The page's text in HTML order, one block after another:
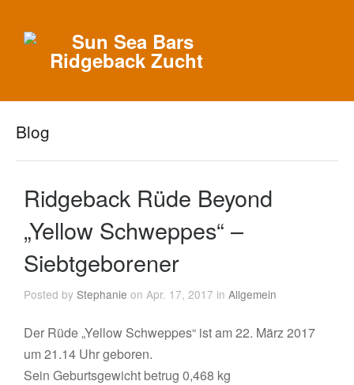
Blog
Ridgeback Rüde Beyond
„Yellow Schweppes“ –
Siebtgeborener
Posted byStephanie on Apr. 17, 2017 inAllgemein
Der Rüde „Yellow Schweppes“ ist am 22. März 2017
um 21.14 Uhr geboren.
Sein Geburtsgewicht betrug 0,468 kg